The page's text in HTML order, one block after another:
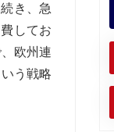
き、急
してお
欧州連
う戦略